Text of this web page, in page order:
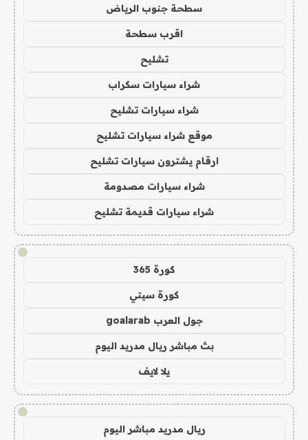
سطحة جنوب الرياض
اقرب سطحة
تشليح
شراء سيارات سكراب
شراء سيارات تشليح
موقع شراء سيارات تشليح
ارقام يشترون سيارات تشليح
شراء سيارات مصدومة
شراء سيارات قديمة تشليح
!
كورة 365
كورة سيتي
جول العرب goalarab
بث مباشر ريال مدريد اليوم
يلا لايف
!
ريال مدريد مباشر اليوم